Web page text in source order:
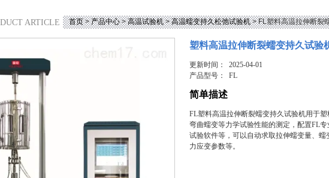
ARTICLE 首页>产品中心>高温试验机>高温蠕变持久松弛试验机> FL塑料高温拉伸断裂
塑料高温拉伸断裂蠕变持久试验
更新时间： 2025-04-01
产品型号：FL
简单描述
FL塑料高温拉伸断裂蠕变持久试验机用于
弯曲蠕变等力学试验性能的测定，配置FL
试验软件等，可以自动求取拉伸蠕变量、
力应变参数等。